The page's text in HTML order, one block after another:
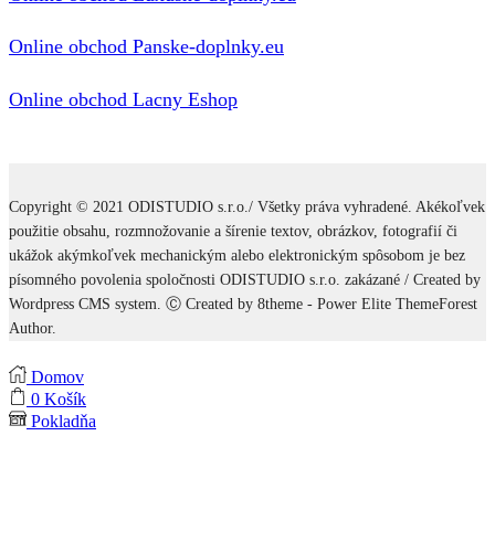
Online obchod Panske-doplnky.eu
Online obchod Lacny Eshop
Copyright © 2021 ODISTUDIO s.r.o./ Všetky práva vyhradené. Akékoľvek
použitie obsahu, rozmnožovanie a šírenie textov, obrázkov, fotografií či
ukážok akýmkoľvek mechanickým alebo elektronickým spôsobom je bez
písomného povolenia spoločnosti ODISTUDIO s.r.o. zakázané / Created by
Wordpress CMS system. Ⓒ Created by 8theme - Power Elite ThemeForest
Author.
Domov
0 Košík
Pokladňa